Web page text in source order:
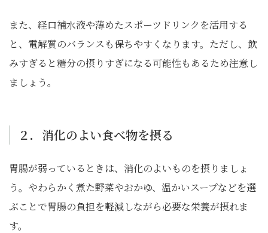
また、経口補水液や薄めたスポーツドリンクを活用する
と、電解質のバランスも保ちやすくなります。ただし、飲
みすぎると糖分の摂りすぎになる可能性もあるため注意し
ましょう。
２．消化のよい食べ物を摂る
胃腸が弱っているときは、消化のよいものを摂りましょ
う。やわらかく煮た野菜やおかゆ、温かいスープなどを選
ぶことで胃腸の負担を軽減しながら必要な栄養が摂れま
す。